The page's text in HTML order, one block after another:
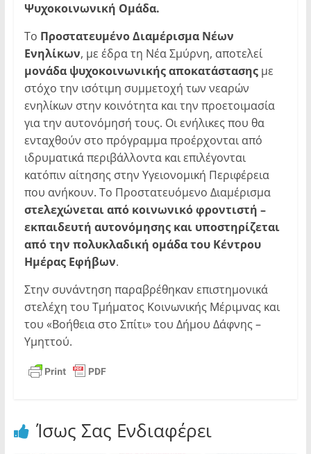
Ψυχοκοινωνική Ομάδα.
Το Προστατευμένο Διαμέρισμα Νέων
Ενηλίκων, με έδρα τη Νέα Σμύρνη, αποτελεί
μονάδα ψυχοκοινωνικής αποκατάστασηςμε
στόχο την ισότιμη συμμετοχή των νεαρών
ενηλίκων στην κοινότητα και την προετοιμασία
για την αυτονόμησή τους. Οι ενήλικες που θα
ενταχθούν στο πρόγραμμα προέρχονται από
ιδρυματικά περιβάλλοντα και επιλέγονται
κατόπιν αίτησης στην Υγειονομική Περιφέρεια
που ανήκουν. Το Προστατευόμενο Διαμέρισμα
στελεχώνεται από κοινωνικό φροντιστή –
εκπαιδευτή αυτονόμησης και υποστηρίζεται
από την πολυκλαδική ομάδα του Κέντρου
Ημέρας Εφήβων.
Στην συνάντηση παραβρέθηκαν επιστημονικά
στελέχη του Τμήματος Κοινωνικής Μέριμνας και
του «Βοήθεια στο Σπίτι» του Δήμου Δάφνης –
Υμηττού.
Ίσως Σας Ενδιαφέρει